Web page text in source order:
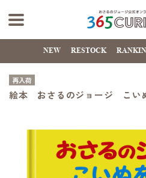
おさるの
ジ公式オ
NEW RESTOCK
再入荷
絵本 おさるのジョージ こい